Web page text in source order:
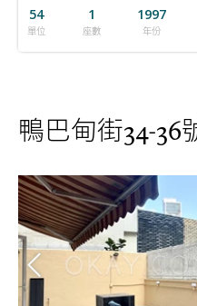
54
單位
1
座數
1997
年份
鴨巴甸街34-36